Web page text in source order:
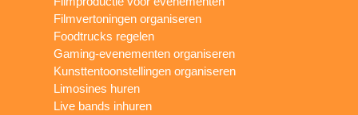
Filmvertoningen organiseren
Foodtrucks regelen
Gaming-evenementen organiseren
Kunsttentoonstellingen organiseren
Limosines huren
Live bands inhuren